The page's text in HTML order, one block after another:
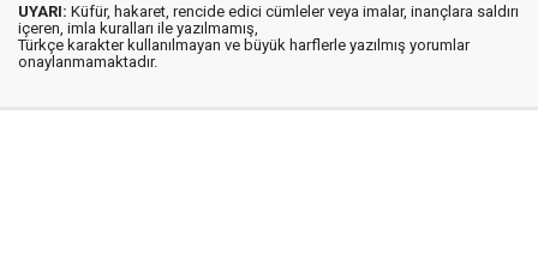
UYARI: Küfür, hakaret, rencide edici cümleler veya imalar, inançlara saldırı
içeren, imla kuralları ile yazılmamış,
Türkçe karakter kullanılmayan ve büyük harflerle yazılmış yorumlar
onaylanmamaktadır.